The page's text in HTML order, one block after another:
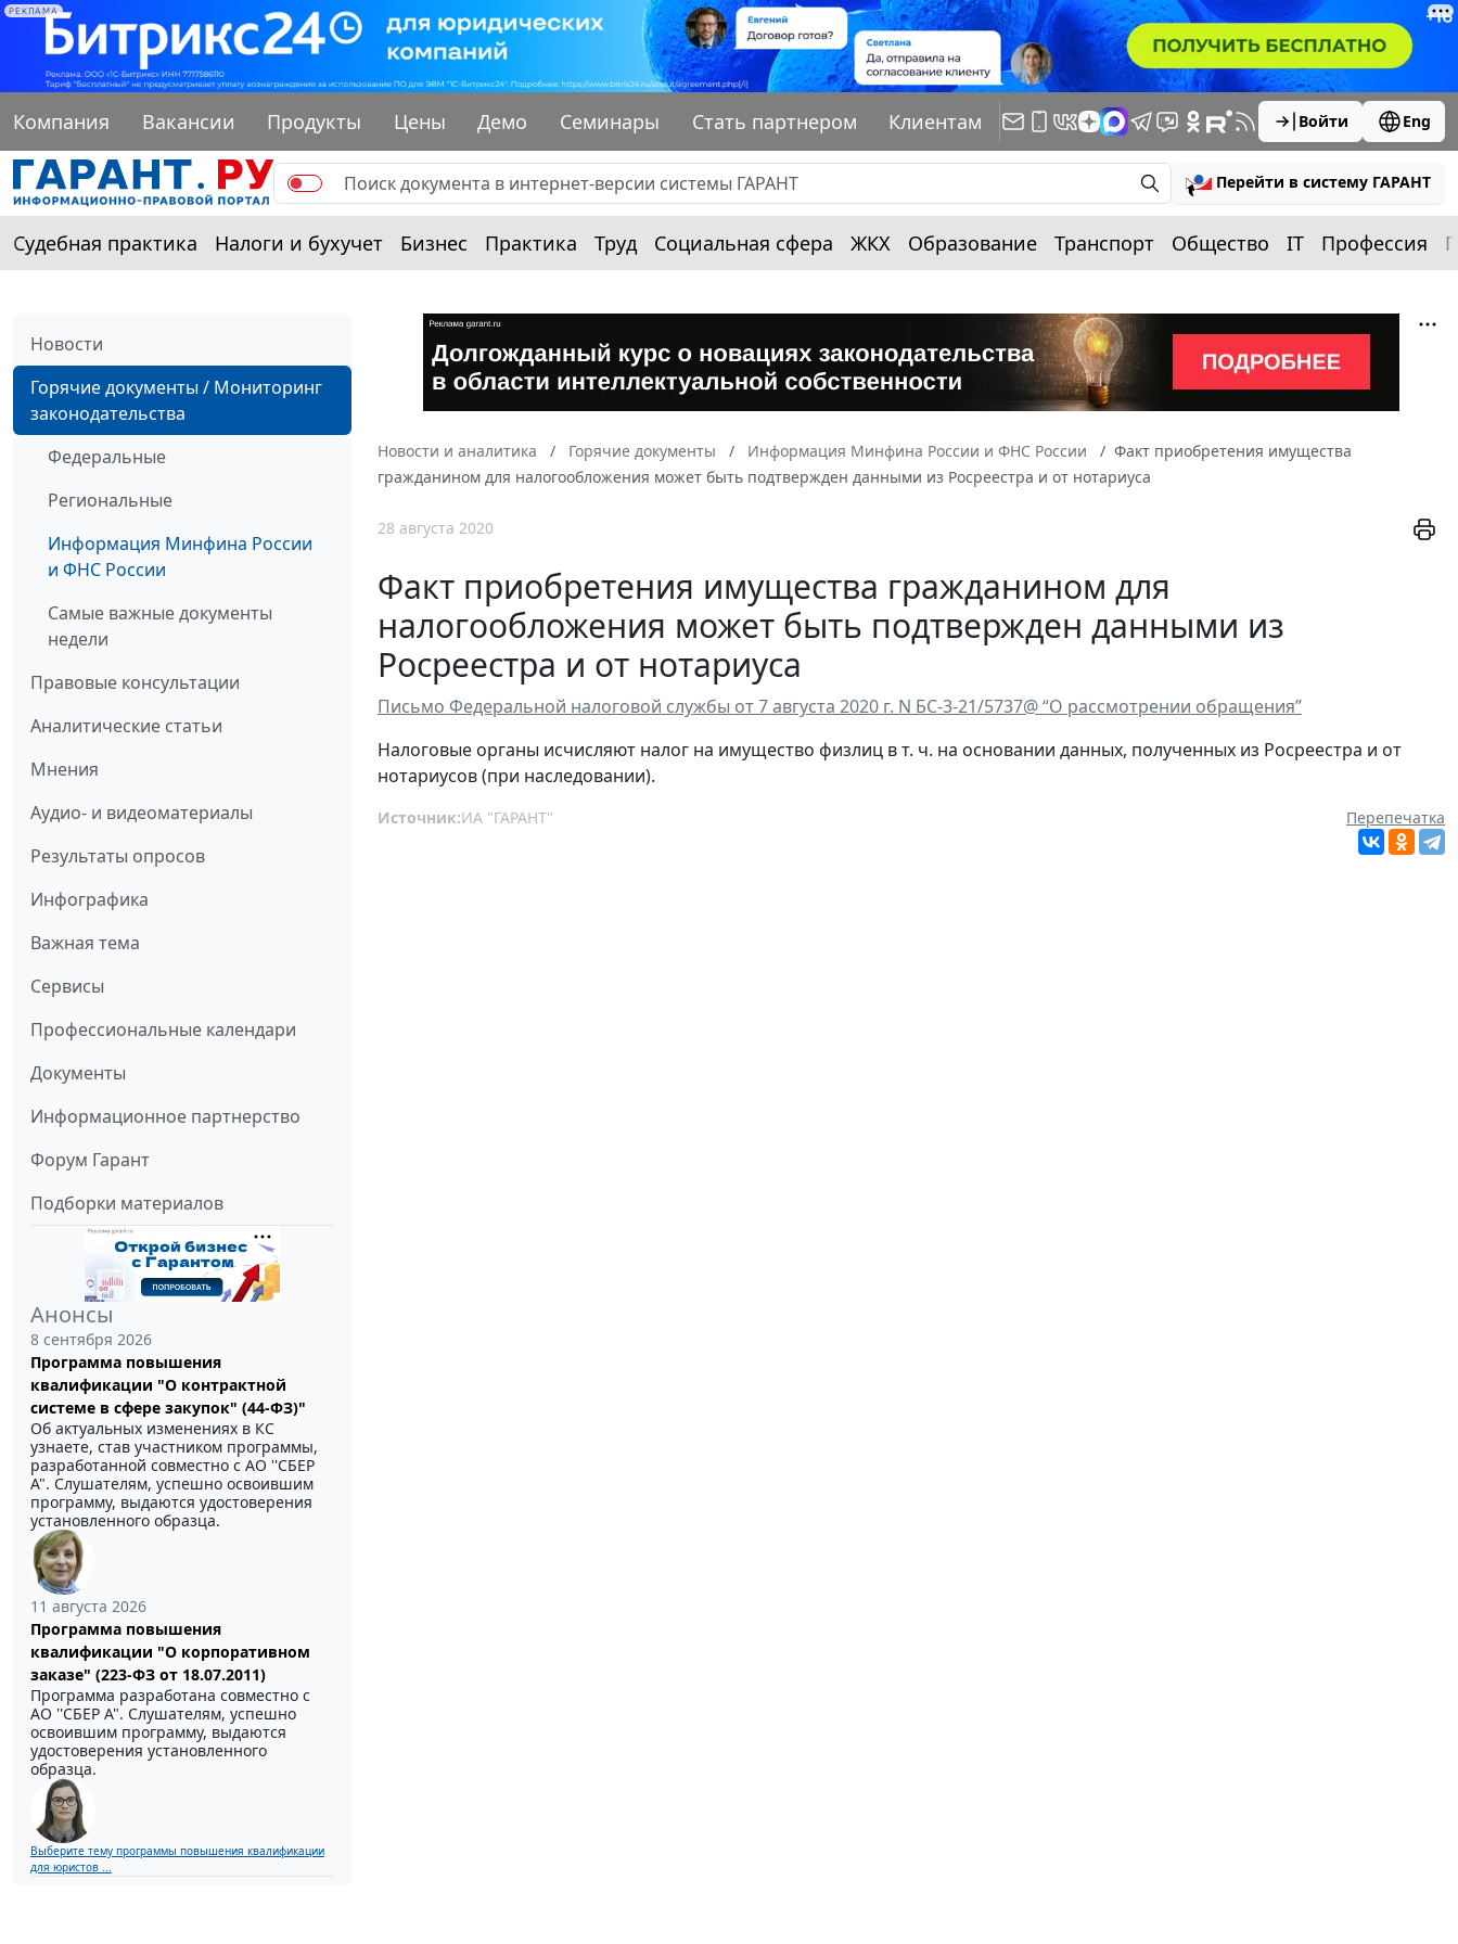
РЕКЛАМА
Компания Вакансии Продукты Цены Демо Семинары Стать партнером Клиентам Войти Eng
Перейти в систему ГАРАНТ
Судебная практика Налоги и бухучет Бизнес Практика Труд Социальная сфера ЖКХ Образование Транспорт Общество IT Профессия
Новости
Горячие документы / Мониторинг
законодательства
Федеральные
Региональные
Информация Минфина России
и ФНС России
Самые важные документы
недели
Правовые консультации
Аналитические статьи
Мнения
Аудио- и видеоматериалы
Результаты опросов
Инфографика
Важная тема
Сервисы
Профессиональные календари
Документы
Информационное партнерство
Форум Гарант
Подборки материалов
Анонсы
8 сентября 2026
Программа повышения
квалификации "О контрактной
системе в сфере закупок" (44-ФЗ)"
Об актуальных изменениях в КС
узнаете, став участником программы,
разработанной совместно с АО ''СБЕР
А". Слушателям, успешно освоившим
программу, выдаются удостоверения
установленного образца.
11 августа 2026
Программа повышения
квалификации "О корпоративном
заказе" (223-ФЗ от 18.07.2011)
Программа разработана совместно с
АО ''СБЕР А". Слушателям, успешно
освоившим программу, выдаются
удостоверения установленного
образца.
Выберите тему программы повышения квалификации
для юристов ...
Новости и аналитика Горячие документы Информация Минфина России и ФНС России
Факт приобретения имущества
гражданином для налогообложения может быть подтвержден данными из Росреестра и от нотариуса
28 августа 2020
Факт приобретения имущества гражданином для
налогообложения может быть подтвержден данными из
Росреестра и от нотариуса
Письмо Федеральной налоговой службы от 7 августа 2020 г. N БС-3-21/5737@ “О рассмотрении обращения”
Налоговые органы исчисляют налог на имущество физлиц в т. ч. на основании данных, полученных из Росреестра и от
нотариусов (при наследовании).
Источник:ИА "ГАРАНТ" Перепечатка